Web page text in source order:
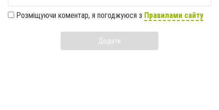
Розміщуючи коментар, я погоджуюся з Правилами сайту
Додати